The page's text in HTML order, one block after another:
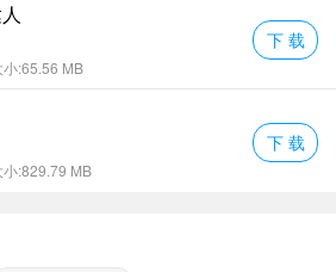
取决于你的口味
。我个人觉得，偶尔换换
挺好的。毕竟，生活已经够单调了，偶尔
里啦，希望你们喜欢这篇评测。记得点赞
注顺发游戏网
小:65.56 MB
下 载
小:829.79 MB
下 载